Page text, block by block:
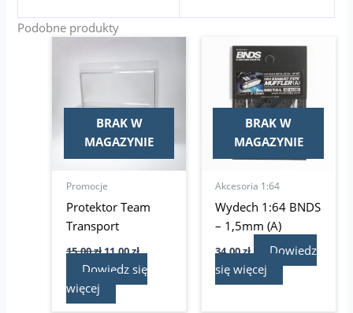
Podobne produkty
BRAK W
MAGAZYNIE
Promocje
Protektor Team
Transport
15,00zł
wynosiła:
11,00zł
wynosi:
Dowiedz się
więcej
BRAK W
MAGAZYNIE
Akcesoria 1:64
Wydech 1:64 BNDS
– 1,5mm (A)
34,00zł
Dowiedz
się więcej